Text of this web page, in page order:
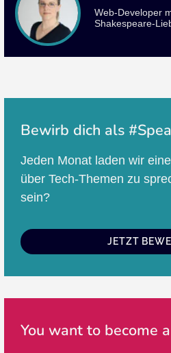
Web-Developer
Shakespeare-
Bewirb dich als
Jeden Monat laden wir
über Tech-Themen zu
sein?
JETZT
You want to become